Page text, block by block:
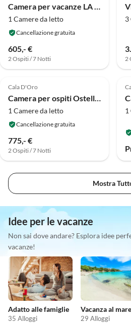
Camera per vacanze LA CEIBA HAB. CONFORT
1 Camere da letto
Cancellazione gratuita
605,- €
2 Ospiti / 7 Notti
3
2
Cala D'Oro
Camera per ospiti Ostello Talamanca Stanza Doppia con Balcone
1 Camere da letto
Cancellazione gratuita
775,- €
2 Ospiti / 7 Notti
1
Mostra
Idee per le vacanze
Non sai dove andare? Esplora idee
vacanze!
Adatto alle famiglie
35 Alloggi
Vacanza al mare
29 Alloggi